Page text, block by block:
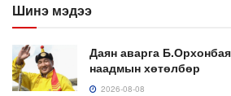
Шинэ мэдээ
Даян аварга
наадмын хөтөлбөр
2026-08-08